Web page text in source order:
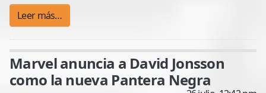
Leer más…
Marvel anuncia a David Jonsson
como la nueva Pantera Negra